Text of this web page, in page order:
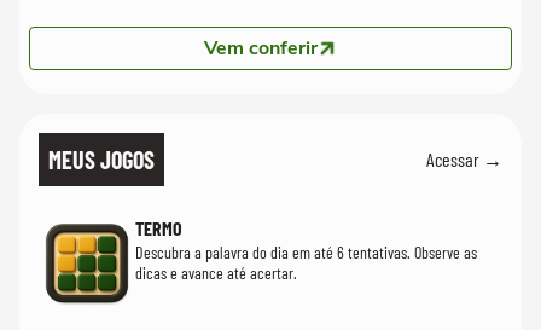
Vem conferir
MEUS JOGOS Acessar →
TERMO
Descubra a palavra do dia em até 6 tentativas. Observe as
dicas e avance até acertar.